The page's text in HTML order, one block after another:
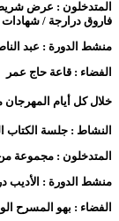
المتدخلون : عرض شريط
فاروق درارجة / شهادات
منشط الدورة : عبد
الفضاء : قاعة حاج عمر
خلال كل أيام المهرجان من
النشاط : جلسة الكتاب
المتدخلون : مجموعة
منشط الدورة : الأديب
الفضاء : بهو المسرح